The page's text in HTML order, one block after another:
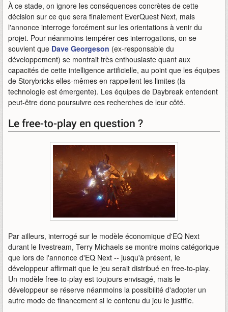
À ce stade, on ignore les conséquences concrètes de cette
décision sur ce que sera finalement EverQuest Next, mais
l'annonce interroge forcément sur les orientations à venir du
projet. Pour néanmoins tempérer ces interrogations, on se
souvient que Dave Georgeson (ex-responsable du
développement) se montrait très enthousiaste quant aux
capacités de cette intelligence artificielle, au point que les équipes
de Storybricks elles-mêmes en rappellent les limites (la
technologie est émergente). Les équipes de Daybreak entendent
peut-être donc poursuivre ces recherches de leur côté.
Le free-to-play en question ?
Par ailleurs, interrogé sur le modèle économique d'EQ Next
durant le livestream, Terry Michaels se montre moins catégorique
que lors de l'annonce d'EQ Next -- jusqu'à présent, le
développeur affirmait que le jeu serait distribué en free-to-play.
Un modèle free-to-play est toujours envisagé, mais le
développeur se réserve néanmoins la possibilité d'adopter un
autre mode de financement si le contenu du jeu le justifie.